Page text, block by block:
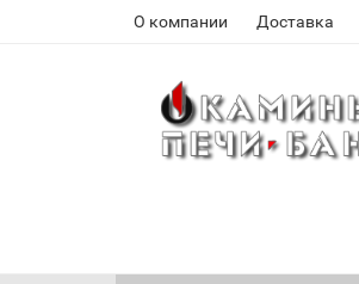
О компании Доставка